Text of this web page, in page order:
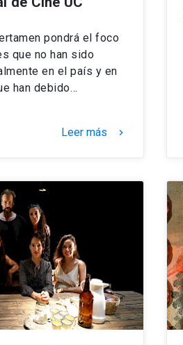
pondrá el foco
que no han sido
en el país y en
han debido…
Leer más keyboard_arrow_right